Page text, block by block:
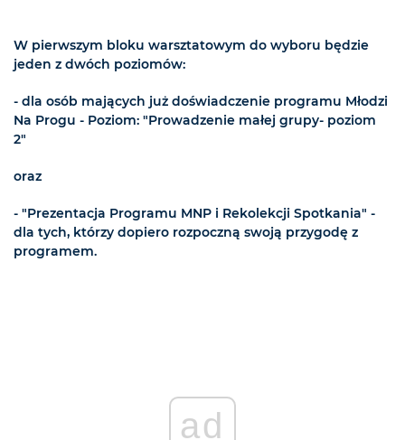
W pierwszym bloku warsztatowym do wyboru będzie
jeden z dwóch poziomów:
- dla osób mających już doświadczenie programu Młodzi
Na Progu - Poziom: "Prowadzenie małej grupy- poziom
2"
oraz
- "Prezentacja Programu MNP i Rekolekcji Spotkania" -
dla tych, którzy dopiero rozpoczną swoją przygodę z
programem.
ad